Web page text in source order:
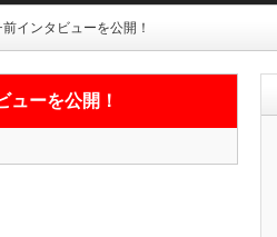
インタビューを公開！
ューを公開！